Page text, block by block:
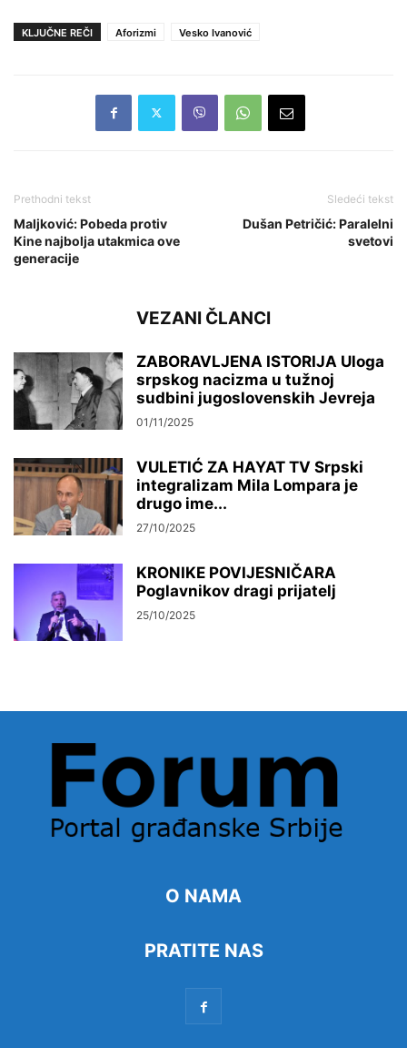
KLJUČNE REČI Aforizmi Vesko Ivanović
Prethodni tekst
Maljković: Pobeda protiv
Kine najbolja utakmica ove
generacije
Sledeći tekst
Dušan Petričić: Paralelni
svetovi
VEZANI ČLANCI
ZABORAVLJENA ISTORIJA Uloga
srpskog nacizma u tužnoj
sudbini jugoslovenskih Jevreja
01/11/2025
VULETIĆ ZA HAYAT TV Srpski
integralizam Mila Lompara je
drugo ime...
27/10/2025
KRONIKE POVIJESNIČARA
Poglavnikov dragi prijatelj
25/10/2025
O NAMA
PRATITE NAS